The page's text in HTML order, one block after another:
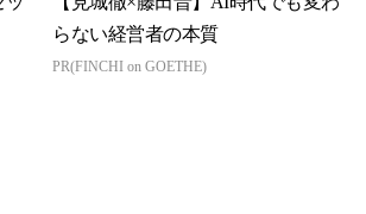
らない経営者の本質
PR(FINCHI on GOETHE)